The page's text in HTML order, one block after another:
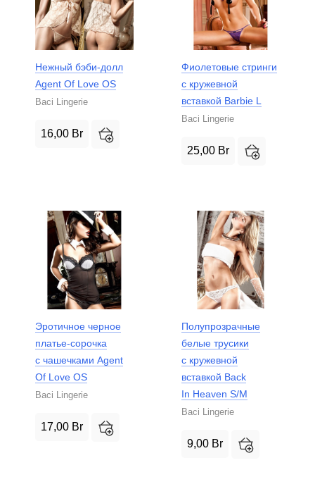
Нежный бэби-долл
Agent Of Love OS
Baci Lingerie
16,00 Br
Фиолетовые стринги
с кружевной
вставкой Barbie L
Baci Lingerie
25,00 Br
Эротичное черное
платье-сорочка
с чашечками Agent
Of Love OS
Baci Lingerie
17,00 Br
Полупрозрачные
белые трусики
с кружевной
вставкой Back
In Heaven S/M
Baci Lingerie
9,00 Br